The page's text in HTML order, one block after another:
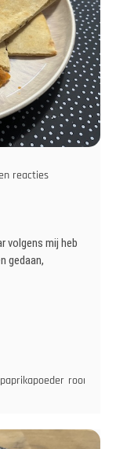
reacties
volgens mij heb
gedaan,
paprikapoeder roomboter